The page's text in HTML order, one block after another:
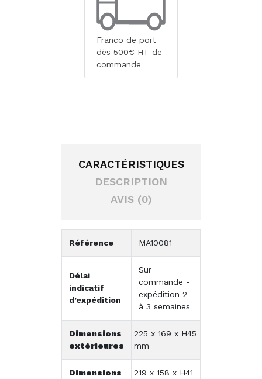
Franco de port
dès 500€ HT de
commande
CARACTÉRISTIQUES
DESCRIPTION
AVIS (0)
Référence MA10081
Délai
indicatif
d’expédition
Sur
commande -
expédition 2
à 3 semaines
Dimensions
extérieures
225 x 169 x H45
mm
Dimensions
219 x 158 x H41